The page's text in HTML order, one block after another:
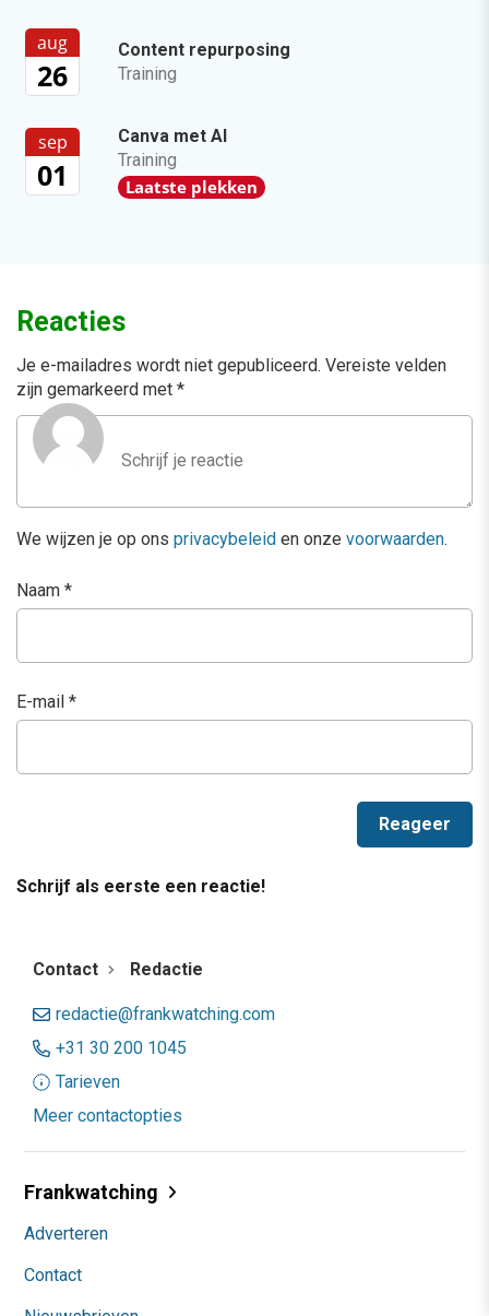
aug
26
Content repurposing
Training
sep
01
Canva met AI
Training
Laatste plekken
Reacties
Je e-mailadres wordt niet gepubliceerd. Vereiste velden
zijn gemarkeerd met *
We wijzen je op ons privacybeleid en onze voorwaarden.
Naam *
E-mail *
Schrijf als eerste een reactie!
Contact Redactie
redactie@frankwatching.com
+31 30 200 1045
Tarieven
Meer contactopties
Frankwatching
Adverteren
Contact